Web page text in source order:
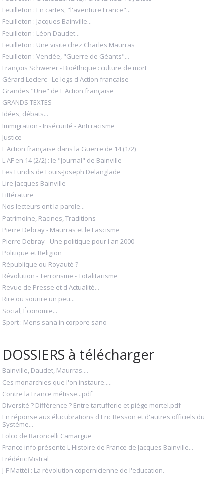
Feuilleton : En cartes, "l'aventure France"...
Feuilleton : Jacques Bainville...
Feuilleton : Léon Daudet...
Feuilleton : Une visite chez Charles Maurras
Feuilleton : Vendée, "Guerre de Géants"...
François Schwerer - Bioéthique : culture de mort
Gérard Leclerc - Le legs d'Action française
Grandes "Une" de L'Action française
GRANDS TEXTES
Idées, débats...
Immigration - Insécurité - Anti racisme
Justice
L'Action française dans la Guerre de 14 (1/2)
L'AF en 14 (2/2) : le "Journal" de Bainville
Les Lundis de Louis-Joseph Delanglade
Lire Jacques Bainville
Littérature
Nos lecteurs ont la parole...
Patrimoine, Racines, Traditions
Pierre Debray - Maurras et le Fascisme
Pierre Debray - Une politique pour l'an 2000
Politique et Religion
République ou Royauté ?
Révolution - Terrorisme - Totalitarisme
Revue de Presse et d'Actualité...
Rire ou sourire un peu...
Social, Économie...
Sport : Mens sana in corpore sano
DOSSIERS à télécharger
Bainville, Daudet, Maurras....
Ces monarchies que l'on instaure.....
Contre la France métisse...pdf
Diversité ? Différence ? Entre tartufferie et piège mortel.pdf
En réponse aux élucubrations d'Eric Besson et d'autres officiels du
Système...
Folco de Baroncelli Camargue
France info présente L'Histoire de France de Jacques Bainville...
Frédéric Mistral
J-F Mattéi : La révolution copernicienne de l'education.